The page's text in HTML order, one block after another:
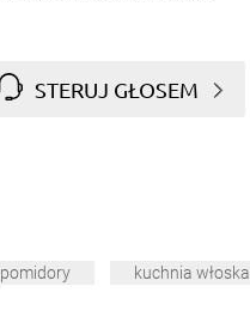
STERUJ GŁOSEM
pomidory kuchnia włoska